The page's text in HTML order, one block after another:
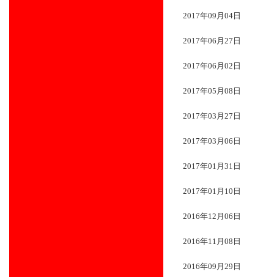
2017年09月04日
2017年06月27日
2017年06月02日
2017年05月08日
2017年03月27日
2017年03月06日
2017年01月31日
2017年01月10日
2016年12月06日
2016年11月08日
2016年09月29日